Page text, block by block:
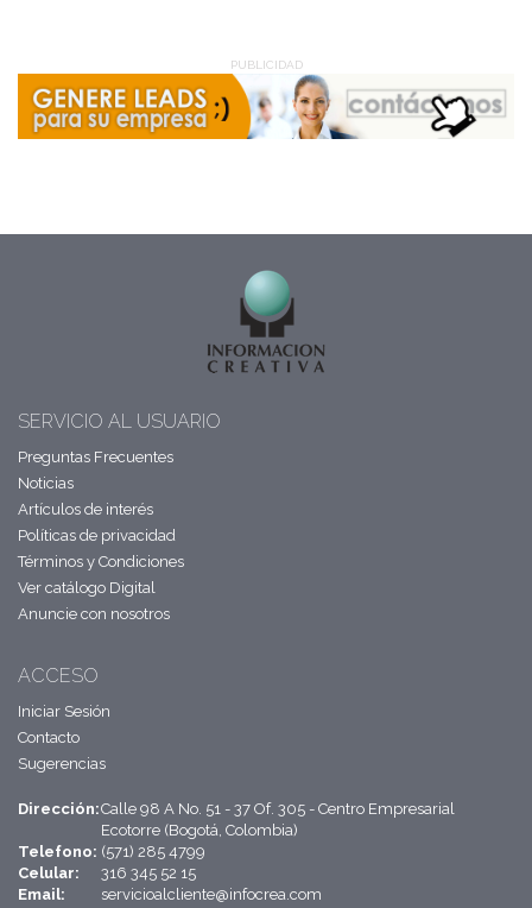
PUBLICIDAD
SERVICIO AL USUARIO
Preguntas Frecuentes
Noticias
Artículos de interés
Políticas de privacidad
Términos y Condiciones
Ver catálogo Digital
Anuncie con nosotros
ACCESO
Iniciar Sesión
Contacto
Sugerencias
Dirección:Calle 98 A No. 51 - 37 Of. 305 - Centro Empresarial
Ecotorre (Bogotá, Colombia)
Telefono: (571) 285 4799
Celular:
316 345 52 15
Email:
servicioalcliente@infocrea.com